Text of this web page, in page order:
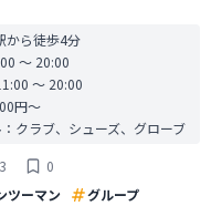
から徒歩4分
〜 20:00
〜 20:00
円〜
クラブ、シューズ、グローブ
3
0
ツーマン
グループ